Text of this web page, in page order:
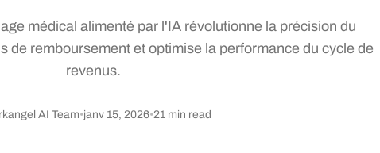
médical alimenté par l'IA révolutionne la précision du
de remboursement et optimise la performance du cycle de
revenus.
AI Team•janv 15, 2026•21 min read